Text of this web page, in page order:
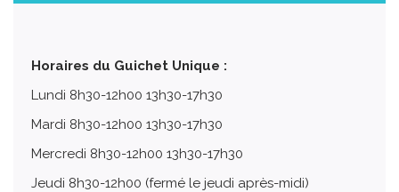
Horaires du Guichet Unique :
Lundi 8h30-12h00 13h30-17h30
Mardi 8h30-12h00 13h30-17h30
Mercredi 8h30-12h00 13h30-17h30
Jeudi 8h30-12h00 (fermé le jeudi après-midi)